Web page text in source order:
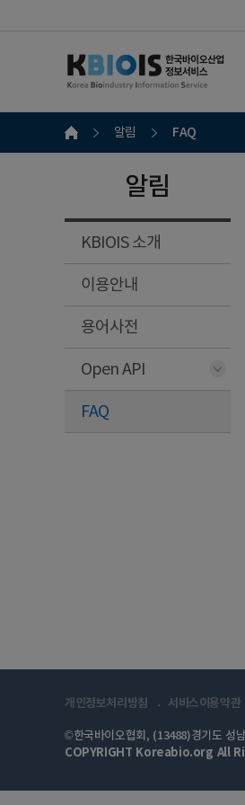
알림 FAQ
알림
KBIOIS 소개
이용안내
용어사전
Open API
FAQ
개인정보처리방침 서비스이용약관
©한국바이오협회, (13488)경기도 성
COPYRIGHT Koreabio.org All